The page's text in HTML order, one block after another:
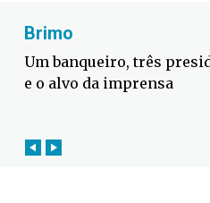
Defesa Civil
contra o El Niño